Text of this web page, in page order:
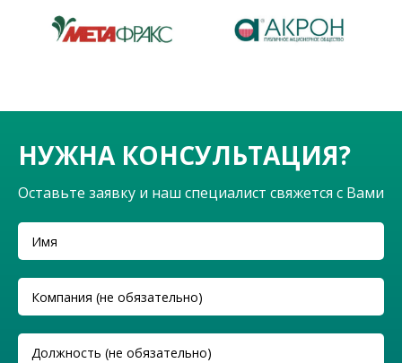
НУЖНА КОНСУЛЬТАЦИЯ?
Оставьте заявку и наш специалист свяжется с Вами